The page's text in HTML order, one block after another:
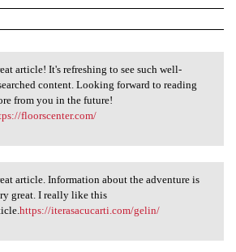
article! It's
article! It's refreshing to see such well-
content. Looking forward to reading
from you in the future!
floorscenter.com/
article. Information
article. Information about the adventure is
great. I really like this
https://iterasacucarti.com/gelin/